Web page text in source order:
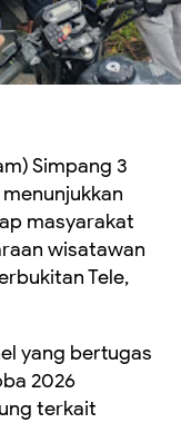
Simpang 3
menunjukkan
masyarakat
wisatawan
Tele,
yang bertugas
2026
terkait